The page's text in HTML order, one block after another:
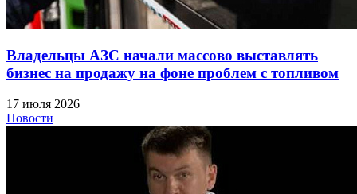
Владельцы АЗС начали массово выставлять
бизнес на продажу на фоне проблем с топливом
17 июля 2026
Новости